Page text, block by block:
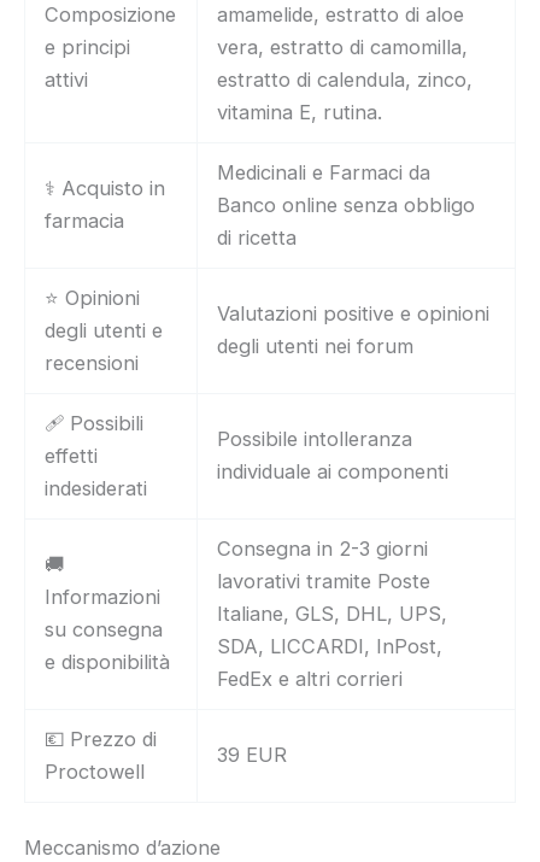
Composizione
e principi
attivi
amamelide, estratto di aloe
vera, estratto di camomilla,
estratto di calendula, zinco,
vitamina E, rutina.
⚕️ Acquisto in
farmacia
Medicinali e Farmaci da
Banco online senza obbligo
di ricetta
⭐ Opinioni
degli utenti e
recensioni
Valutazioni positive e opinioni
degli utenti nei forum
🩹 Possibili
effetti
indesiderati
Possibile intolleranza
individuale ai componenti
🚚
Informazioni
su consegna
e disponibilità
Consegna in 2-3 giorni
lavorativi tramite Poste
Italiane, GLS, DHL, UPS,
SDA, LICCARDI, InPost,
FedEx e altri corrieri
💶 Prezzo di
Proctowell
39 EUR
Meccanismo d’azione